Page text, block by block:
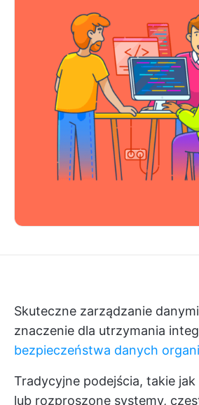
Skuteczne zarządzanie
znaczenie dla utrzymania
bezpieczeństwa danych
Tradycyjne podejścia, takie
lub rozproszone systemy,